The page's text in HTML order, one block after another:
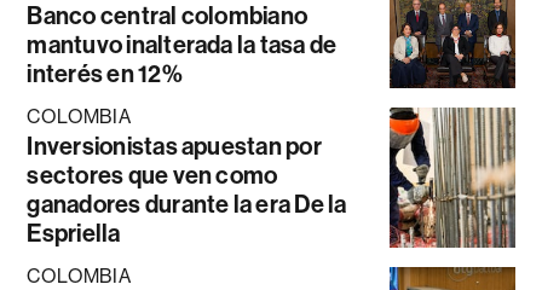
Banco central colombiano
mantuvo inalterada la tasa de
interés en 12%
COLOMBIA
Inversionistas apuestan por
sectores que ven como
ganadores durante la era De la
Espriella
COLOMBIA